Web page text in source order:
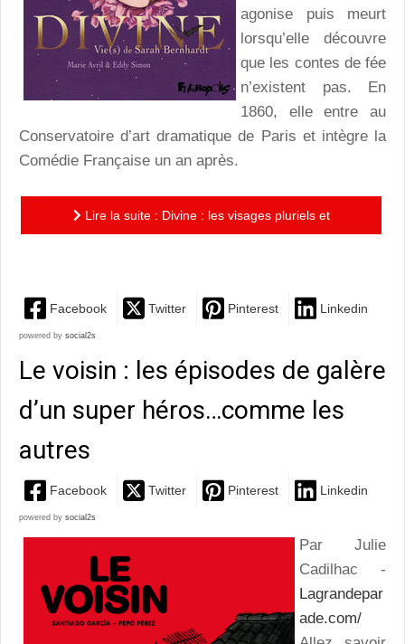
agonise puis meurt
lorsqu’elle découvre
que les contes de fée
n’existent pas. En
1860, elle entre au
Conservatoire d’art dramatique de Paris et intègre la
Comédie Française un an après.
Lire la suite : Divine : les visages pluriels et
Facebook Twitter Pinterest Linkedin
powered by social2s
Le voisin : les épisodes de galère
d’un super héros…comme les
autres
Facebook Twitter Pinterest Linkedin
powered by social2s
Par Julie
Cadilhac -
Lagrandepar
ade.com/